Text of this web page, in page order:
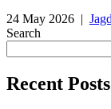
24 May 2026 |
Search
Recent Posts